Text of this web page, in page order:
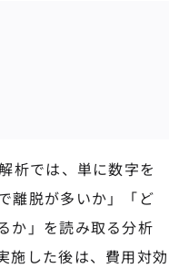
析では、単に数字を
離脱が多いか」「ど
か」を読み取る分析
施した後は、費用対効